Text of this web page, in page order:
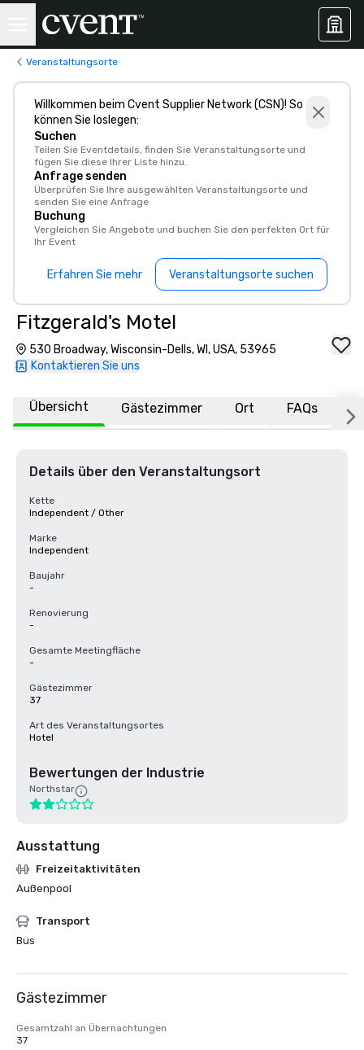
Veranstaltungsorte
Willkommen beim Cvent Supplier Network (CSN)! So
können Sie loslegen:
Suchen
Teilen Sie Eventdetails, finden Sie Veranstaltungsorte und
fügen Sie diese Ihrer Liste hinzu.
Anfrage senden
Überprüfen Sie Ihre ausgewählten Veranstaltungsorte und
senden Sie eine Anfrage
Buchung
Vergleichen Sie Angebote und buchen Sie den perfekten Ort für
Ihr Event
Erfahren Sie mehr Veranstaltungsorte suchen
Fitzgerald's Motel
530 Broadway, Wisconsin-Dells, WI, USA, 53965
Kontaktieren Sie uns
Übersicht Gästezimmer Ort FAQs
Details über den Veranstaltungsort
Kette
Independent / Other
Marke
Independent
Baujahr
-
Renovierung
-
Gesamte Meetingfläche
-
Gästezimmer
37
Art des Veranstaltungsortes
Hotel
Bewertungen der Industrie
Northstar
Ausstattung
Freizeitaktivitäten
Außenpool
Transport
Bus
Gästezimmer
Gesamtzahl an Übernachtungen
37